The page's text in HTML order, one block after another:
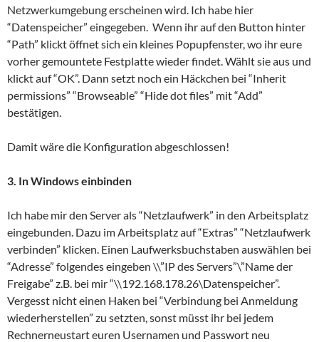
Netzwerkumgebung erscheinen wird. Ich habe hier
“Datenspeicher” eingegeben. Wenn ihr auf den Button hinter
“Path” klickt öffnet sich ein kleines Popupfenster, wo ihr eure
vorher gemountete Festplatte wieder findet. Wählt sie aus und
klickt auf “OK”. Dann setzt noch ein Häckchen bei “Inherit
permissions” “Browseable” “Hide dot files” mit “Add”
bestätigen.
Damit wäre die Konfiguration abgeschlossen!
3. In Windows einbinden
Ich habe mir den Server als “Netzlaufwerk” in den Arbeitsplatz
eingebunden. Dazu im Arbeitsplatz auf “Extras” “Netzlaufwerk
verbinden” klicken. Einen Laufwerksbuchstaben auswählen bei
“Adresse” folgendes eingeben \\”IP des Servers”\”Name der
Freigabe” z.B. bei mir “\\192.168.178.26\Datenspeicher”.
Vergesst nicht einen Haken bei “Verbindung bei Anmeldung
wiederherstellen” zu setzten, sonst müsst ihr bei jedem
Rechnerneustart euren Usernamen und Passwort neu